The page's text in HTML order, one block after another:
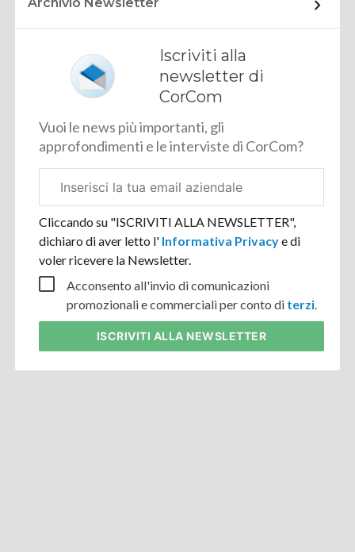
Iscriviti alla
newsletter di
CorCom
Vuoi le news più importanti, gli
approfondimenti e le interviste di CorCom?
aziendale
Cliccando su "ISCRIVITI ALLA NEWSLETTER",
dichiaro di aver letto l' Informativa Privacye di
voler ricevere la Newsletter.
Acconsento all'invio di comunicazioni
promozionali e commerciali per conto di terzi.
ISCRIVITI ALLA NEWSLETTER